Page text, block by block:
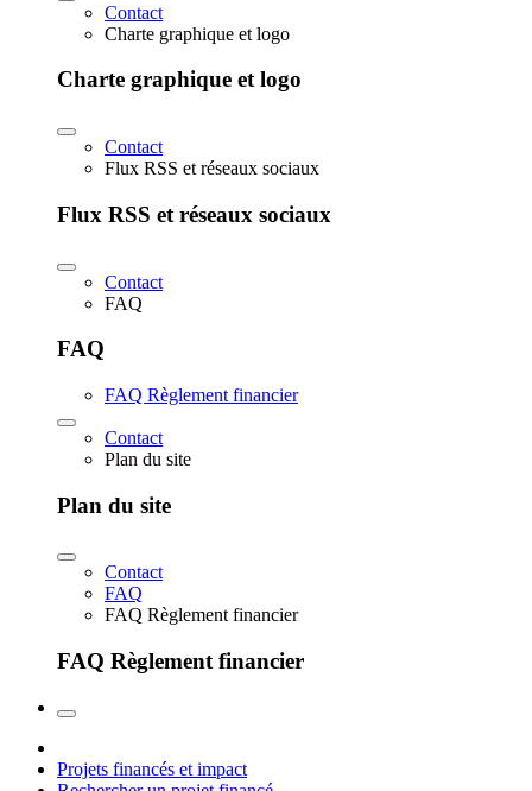
Contact
Charte graphique et logo
Charte graphique et logo
Contact
Flux RSS et réseaux sociaux
Flux RSS et réseaux sociaux
Contact
FAQ
FAQ
FAQ Règlement financier
Contact
Plan du site
Plan du site
Contact
FAQ
FAQ Règlement financier
FAQ Règlement financier
Projets financés et impact